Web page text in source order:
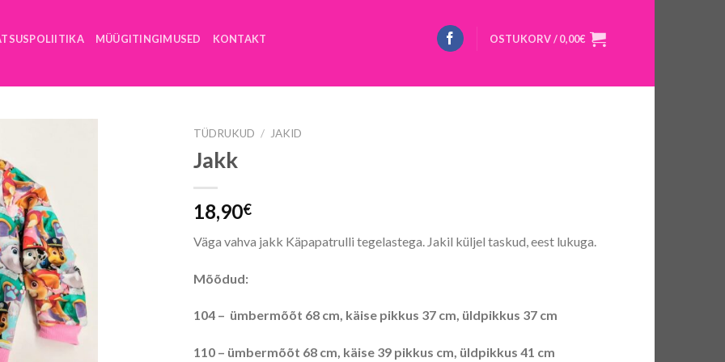
MÜÜGITINGIMUSED KONTAKT OSTUKORV /0,00€
TÜDRUKUD / JAKID
Jakk
18,90€
Väga vahva jakk Käpapatrulli tegelastega. Jakil küljel taskud, eest lukuga.
Mõõdud:
104 – ümbermõõt 68 cm, käise pikkus 37 cm, üldpikkus 37 cm
110 – ümbermõõt 68 cm, käise 39 pikkus cm, üldpikkus 41 cm